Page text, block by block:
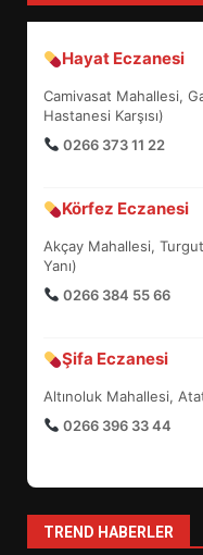
Hayat Eczanesi
Camivasat Mahallesi,
Hastanesi Karşısı)
0266 373 11 22
Körfez Eczanesi
Akçay Mahallesi,
Yanı)
0266 384 55 66
Şifa Eczanesi
Altınoluk Mahallesi,
0266 396 33 44
TREND HABERLER
5
6
7
1